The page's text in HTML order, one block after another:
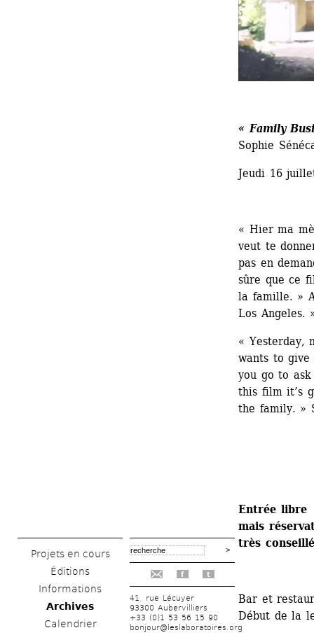
Projets en cours
Éditions
Informations
Archives
Calendrier
f t
41, rue Lécuyer
93300 Aubervilliers
+33 (0)1 53 56 15 90
bonjour@leslaboratoires.org
« Family
Sophie
Jeudi 16
« Hier ma
veut te
pas en
sûre que ce
la famille. »
Los Angeles.
« Yesterday,
wants to give
you go to
this film it’s
the family. »
Entrée libre
mais
très
Bar et
Début de la